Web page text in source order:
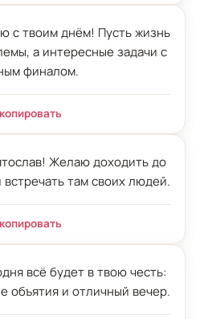
с твоим днём! Пусть жизнь
а интересные задачи с
финалом.
Желаю доходить до
там своих людей.
всё будет в твою честь:
объятия и отличный вечер.